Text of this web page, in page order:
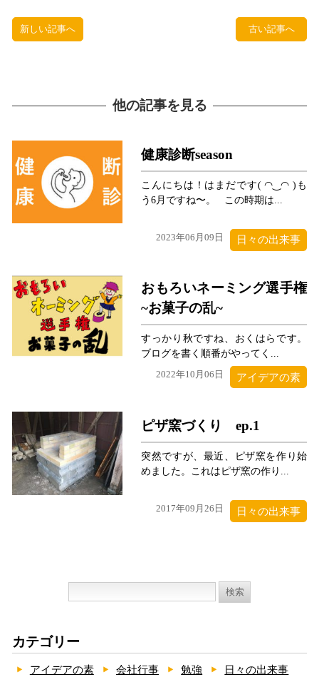
新しい記事へ 古い記事へ
他の記事を見る
健康診断season
こんにちは！はまだです( ◠‿◠ )も
う6月ですね〜。 この時期は...
2023年06月09日 日々の出来事
おもろいネーミング選手権
~お菓子の乱~
すっかり秋ですね、おくはらです。
ブログを書く順番がやってく...
2022年10月06日 アイデアの素
ピザ窯づくり ep.1
突然ですが、最近、ピザ窯を作り始
めました。これはピザ窯の作り...
2017年09月26日 日々の出来事
検
カテゴリー
アイデアの素 会社行事 勉強 日々の出来事